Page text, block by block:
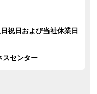
祝日および当社休業日
スセンター